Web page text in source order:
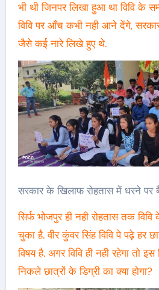
भी थी जिनपर लिखा हुआ था विवि के
विवि पर आँच कभी नही आने देंगे,
जैसे कई नारे लिखे हुए थे.
सरकार के खिलाफ रोहतास में धरने पर
सिर्फ भोजपुर ही नही रोहतास तक
चुका है. वीर कुंवर सिंह विवि पे पढ़े हर
विषय है. अगर विवि ही नही रहेगा तो
निकले छात्रों के डिग्री का क्या होगा?